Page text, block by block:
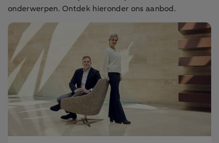
onderwerpen. Ontdek hieronder ons aanbod.